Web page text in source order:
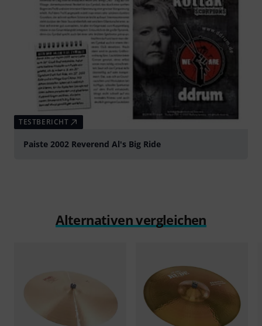
TESTBERICHT
Paiste 2002 Reverend Al's Big Ride
Alternativen vergleichen